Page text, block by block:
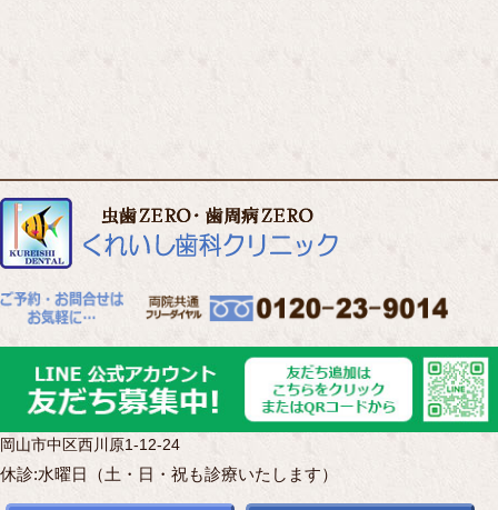
岡山市中区西川原1-12-24
休診:水曜日（土・日・祝も診療いたします）